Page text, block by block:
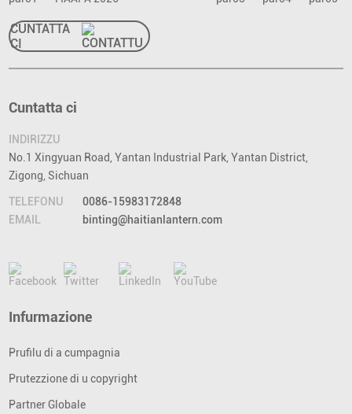
CUNTATTA
CI
Cuntatta ci
INDIRIZZU
No.1 Xingyuan Road, Yantan Industrial Park, Yantan District,
Zigong, Sichuan
TELEFONU
0086-15983172848
EMAIL
binting@haitianlantern.com
Infurmazione
Prufilu di a cumpagnia
Prutezzione di u copyright
Partner Globale